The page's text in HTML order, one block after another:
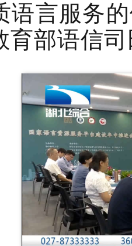
语言服务
育部语信